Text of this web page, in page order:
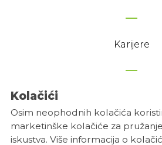
Karijere
Uvjeti
Postavke
Kolačići
Osim neophodnih kolačića
marketinške kolačiće za
iskustva. Više informacija o